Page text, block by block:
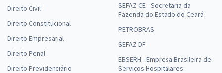
Direito Civil
Direito Constitucional
Direito Empresarial
Direito Penal
Direito Previdenciário
SEFAZ CE - Secretaria da
Fazenda do Estado do Ceará
PETROBRAS
SEFAZ DF
EBSERH - Empresa Brasileira de
Serviços Hospitalares